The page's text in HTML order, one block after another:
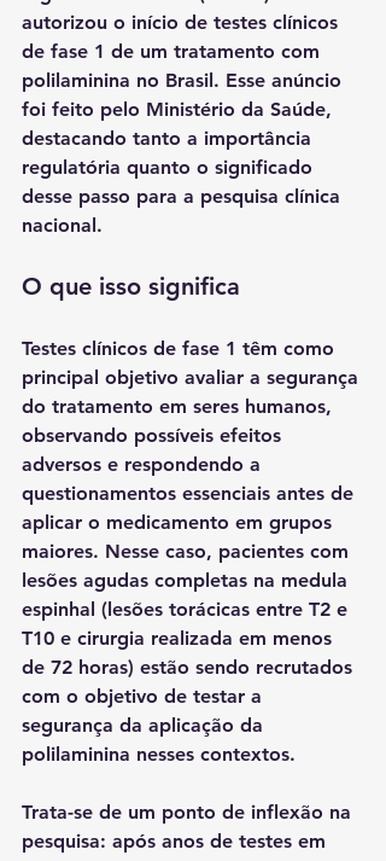
autorizou o início de testes clínicos
de fase 1 de um tratamento com
polilaminina no Brasil. Esse anúncio
foi feito pelo Ministério da Saúde,
destacando tanto a importância
regulatória quanto o significado
desse passo para a pesquisa clínica
nacional.
O que isso significa
Testes clínicos de fase 1 têm como
principal objetivo avaliar a segurança
do tratamento em seres humanos,
observando possíveis efeitos
adversos e respondendo a
questionamentos essenciais antes de
aplicar o medicamento em grupos
maiores. Nesse caso, pacientes com
lesões agudas completas na medula
espinhal (lesões torácicas entre T2 e
T10 e cirurgia realizada em menos
de 72 horas) estão sendo recrutados
com o objetivo de testar a
segurança da aplicação da
polilaminina nesses contextos.
Trata-se de um ponto de inflexão na
pesquisa: após anos de testes em